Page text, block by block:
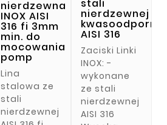
nierdzewna
INOX AISI
316 fi 3mm
min. do
mocowania
pomp
Lina
stalowa ze
stali
nierdzewnej
stali
nierdzewnej
kwasoodpornej
AISI 316
Zaciski Linki
INOX: -
wykonane
ze stali
nierdzewnej
AISI 316